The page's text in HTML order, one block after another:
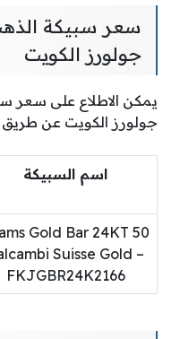
جولورز الكويت
جولورز الكويت عن طريق
اسم السبيكة
Gold Bar 24KT
Suisse Gold –
FKJGBR24K2166